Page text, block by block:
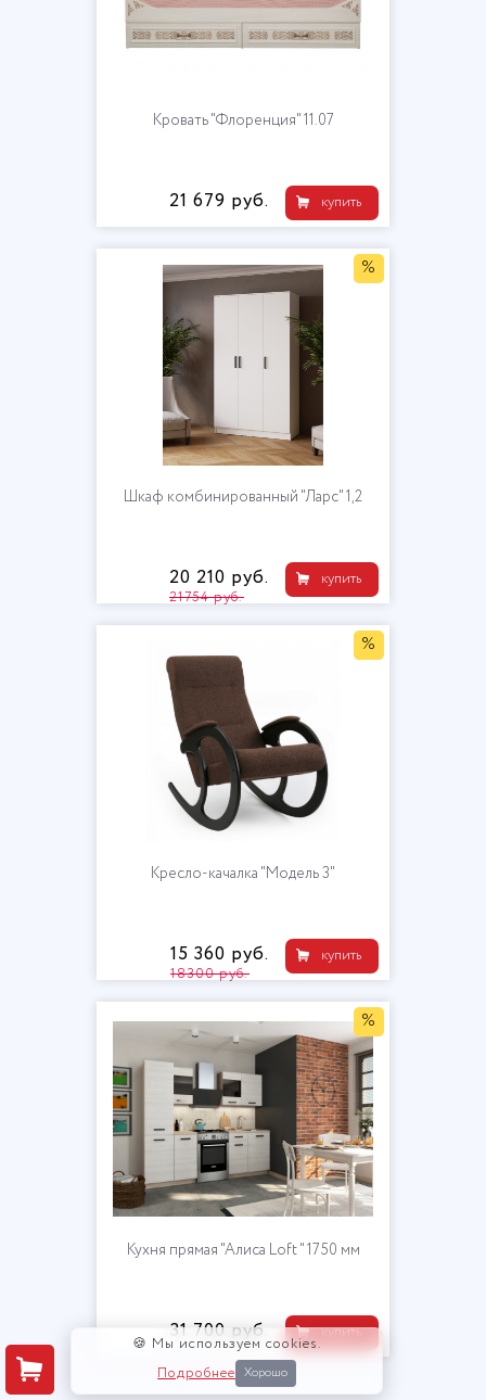
Кровать "Флоренция" 11.07
купить
21 679 руб.
%
Шкаф комбинированный "Ларс" 1,2
купить
20 210 руб.
21754 руб.
%
Кресло-качалка "Модель 3"
купить
15 360 руб.
18300 руб.
%
Кухня прямая "Алиса Loft " 1750 мм
купить
31 700 руб.
🍪 Мы используем cookies.
Подробнее Хорошо